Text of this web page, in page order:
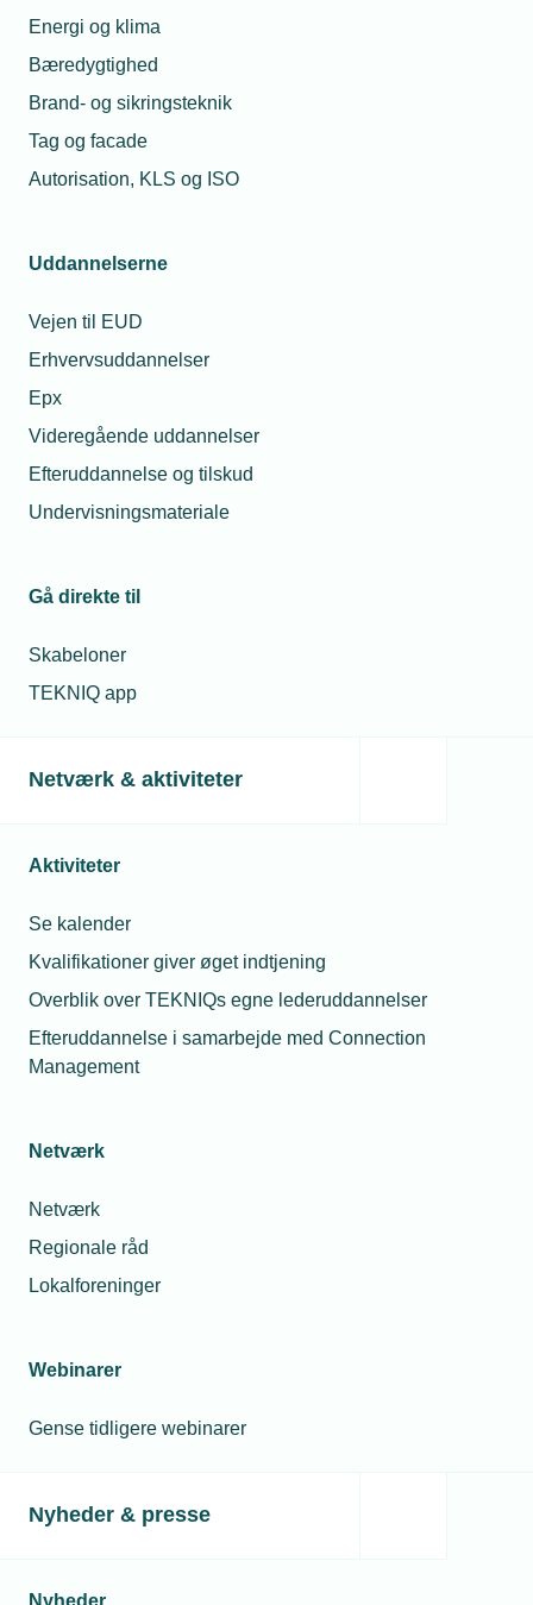
Energi og klima
Bæredygtighed
Brand- og sikringsteknik
Tag og facade
Autorisation, KLS og ISO
Uddannelserne
Vejen til EUD
Erhvervsuddannelser
Epx
Videregående uddannelser
Efteruddannelse og tilskud
Undervisningsmateriale
Gå direkte til
Skabeloner
TEKNIQ app
Netværk & aktiviteter
Aktiviteter
Se kalender
Kvalifikationer giver øget indtjening
Overblik over TEKNIQs egne lederuddannelser
Efteruddannelse i samarbejde med Connection
Management
Netværk
Netværk
Regionale råd
Lokalforeninger
Webinarer
Gense tidligere webinarer
Nyheder & presse
Nyheder
Find analyser og rapporter der er over 2 år gamle her